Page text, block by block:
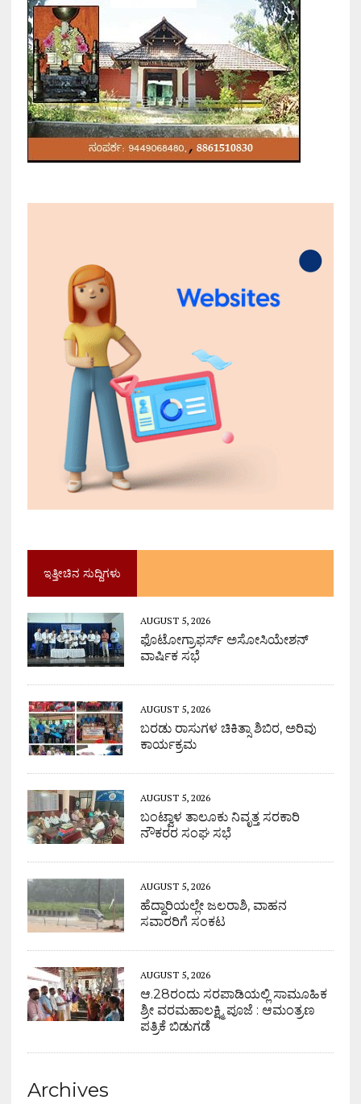
ಇತ್ತೀಚಿನ ಸುದ್ದಿಗಳು
AUGUST 5, 2026
ಫೊಟೋಗ್ರಾಫರ್ಸ್ ಅಸೋಸಿಯೇಶನ್
ವಾರ್ಷಿಕ ಸಭೆ
AUGUST 5, 2026
ಬರಡು ರಾಸುಗಳ ಚಿಕಿತ್ಸಾ ಶಿಬಿರ, ಅರಿವು
ಕಾರ್ಯಕ್ರಮ
AUGUST 5, 2026
ಬಂಟ್ವಾಳ ತಾಲೂಕು ನಿವೃತ್ತ ಸರಕಾರಿ
ನೌಕರರ ಸಂಘ ಸಭೆ
AUGUST 5, 2026
ಹೆದ್ದಾರಿಯಲ್ಲೇ ಜಲರಾಶಿ, ವಾಹನ
ಸವಾರರಿಗೆ ಸಂಕಟ
AUGUST 5, 2026
ಆ.28ರಂದು ಸರಪಾಡಿಯಲ್ಲಿ ಸಾಮೂಹಿಕ
ಶ್ರೀ ವರಮಹಾಲಕ್ಷ್ಮಿ ಪೂಜೆ : ಆಮಂತ್ರಣ
ಪತ್ರಿಕೆ ಬಿಡುಗಡೆ
Archives